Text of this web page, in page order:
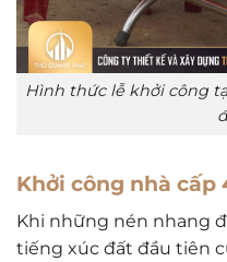
Hình thức lễ khởi công
Khởi công nhà cấp
Khi những nén nhang
tiếng xúc đất đầu tiên